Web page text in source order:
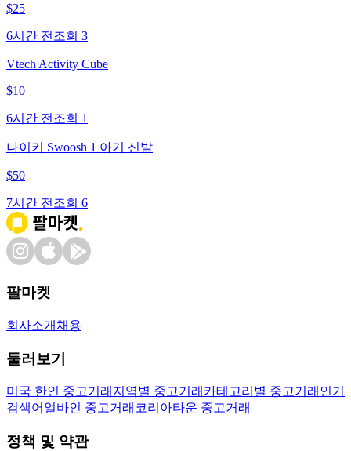
$25
6시간 전 조회 3
Vtech Activity Cube
$10
6시간 전 조회 1
나이키 Swoosh 1 아기 신발
$50
7시간 전 조회 6
팔마켓
회사소개 채용
둘러보기
미국 한인 중고거래 지역별 중고거래 카테고리별 중고거래 인기
검색어 얼바인 중고거래 코리아타운 중고거래
정책 및 약관